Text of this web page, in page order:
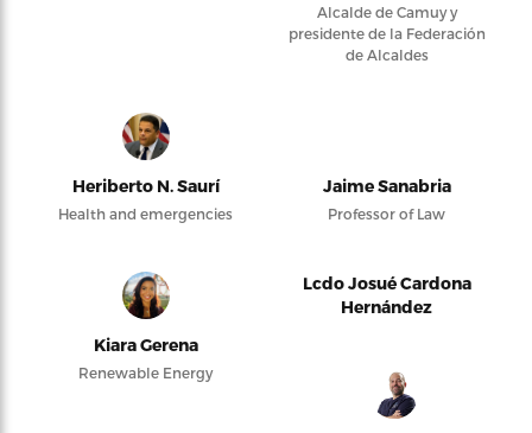
Alcalde de Camuy y
presidente de la Federación
de Alcaldes
Heriberto N. Saurí
Health and emergencies
Jaime Sanabria
Professor of Law
Kiara Gerena
Renewable Energy
Lcdo Josué Cardona
Hernández